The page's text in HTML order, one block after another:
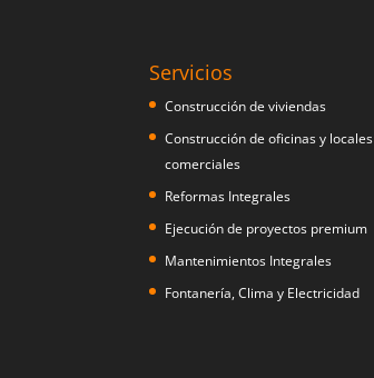
Servicios
Construcción de viviendas
Construcción de oficinas y locales
comerciales
Reformas Integrales
Ejecución de proyectos premium
Mantenimientos Integrales
Fontanería, Clima y Electricidad